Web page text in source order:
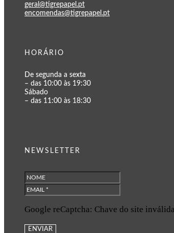
geral@tigrepapel.pt
encomendas@tigrepapel.pt
HORÁRIO
De segunda a sexta
– das 10:00 às 19:30
Sábado
– das 11:00 às 18:30
NEWSLETTER
Google reCaptcha: Chave do site
ENVIAR